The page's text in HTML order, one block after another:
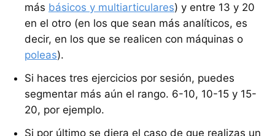
más básicos y multiarticulares) y entre 13 y 20
en el otro (en los que sean más analíticos, es
decir, en los que se realicen con máquinas o
poleas).
Si haces tres ejercicios por sesión, puedes
segmentar más aún el rango. 6-10, 10-15 y 15-
20, por ejemplo.
Si por último se diera el caso de que realizas un